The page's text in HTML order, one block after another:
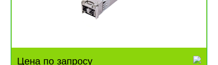
Цена по запросу